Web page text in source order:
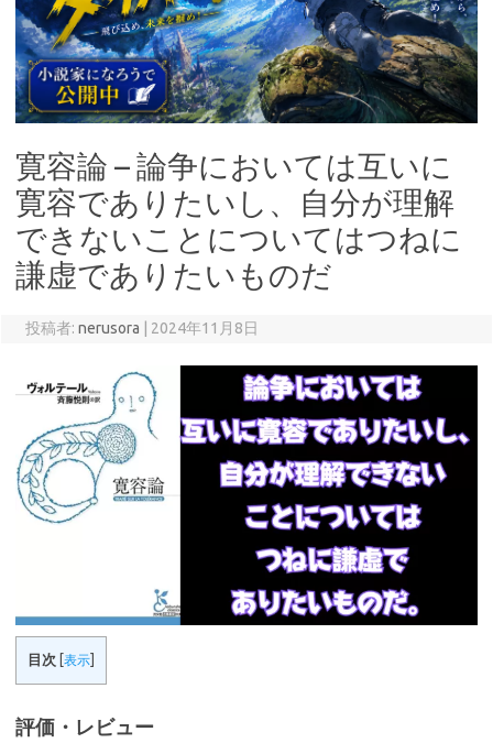
寛容論 – 論争においては互いに
寛容でありたいし、自分が理解
できないことについてはつねに
謙虚でありたいものだ
投稿者: nerusora 2024年11月8日
目次 表示
評価・レビュー